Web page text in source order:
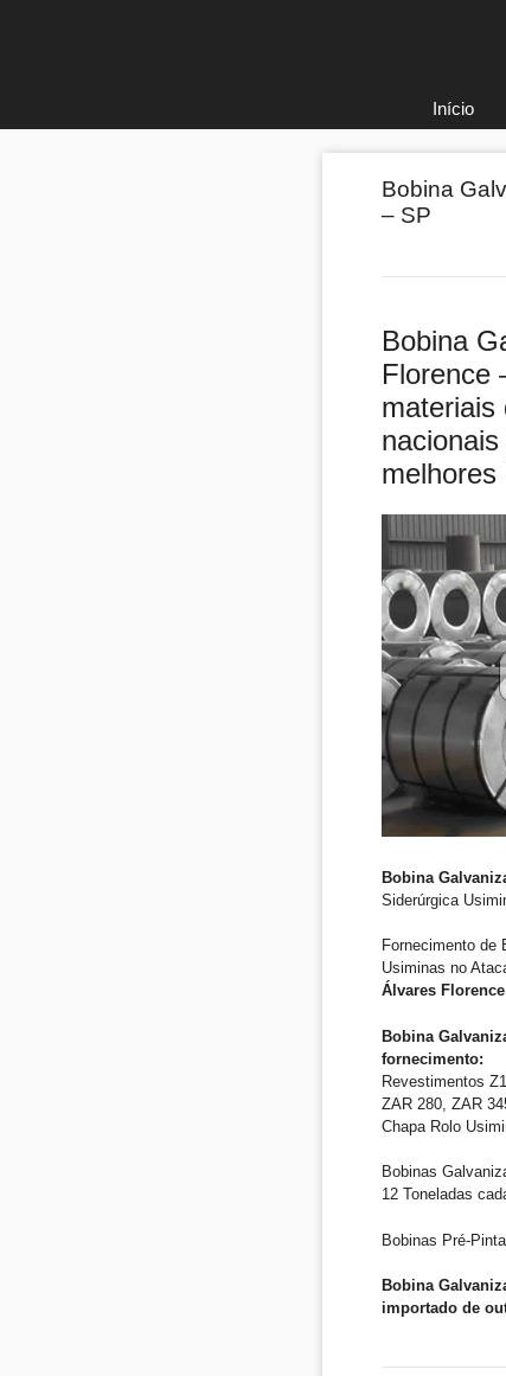
Início
Bobina
– SP
Bobina
Florence
materiais
melhores
Bobina
Siderúrgica
Fornecimento de
Usiminas no
Álvares
Bobina
fornecimento:
Revestimentos
ZAR 280, ZAR
Chapa Rolo
Bobinas
12 Toneladas
Bobinas Pré-
Bobina
importado de